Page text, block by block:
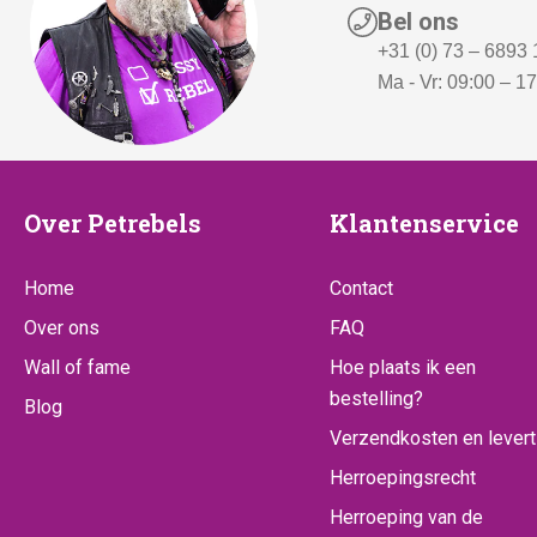
Bel ons
+31 (0) 73 – 6893
Ma - Vr: 09:00 –
Over
Petrebels
Over Petrebels
Home
Over ons
Wall of fame
Blog
Klantenservice
Contact
FAQ
Hoe plaats ik een
bestelling?
Verzendkosten en
Herroepingsrecht
Herroeping van de